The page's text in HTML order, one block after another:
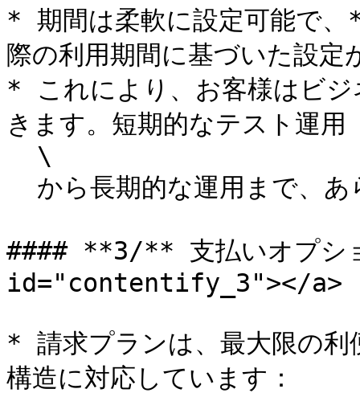
* 期間は柔軟に設定可能で
際の利用期間に基づいた設定
* これにより、お客様はビジ
きます。短期的なテスト運用
#### **3/** 支払いオプ
id="contentify_3"></a>
* 請求プランは、最大限の利
構造に対応しています：